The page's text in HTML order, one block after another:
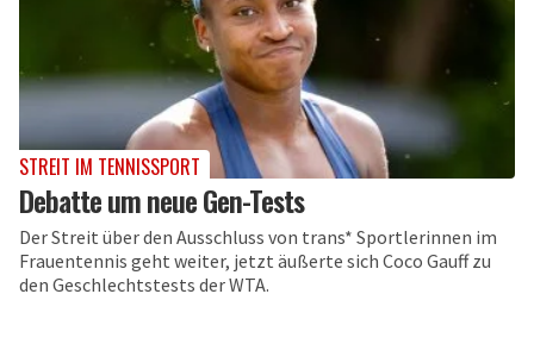
STREIT IM TENNISSPORT
Debatte um neue Gen-Tests
Der Streit über den Ausschluss von trans* Sportlerinnen im
Frauentennis geht weiter, jetzt äußerte sich Coco Gauff zu
den Geschlechtstests der WTA.